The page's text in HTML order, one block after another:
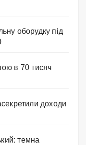
оборудку під
в 70 тисяч
доходи
темна